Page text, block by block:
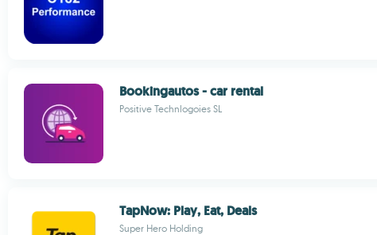
Bookingautos - car rental
Positive Technlogoies SL
TapNow: Play, Eat, Deals
Super Hero Holding